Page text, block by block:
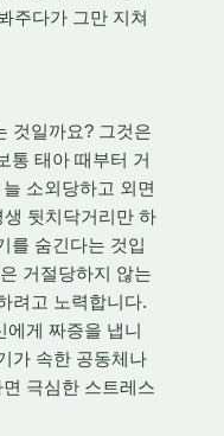
주다가 그만 지쳐
것일까요? 그것은
통 태아 때부터 거
소외당하고 외면
뒷치닥거리만 하
를 숨긴다는 것입
거절당하지 않는
려고 노력합니다.
에게 짜증을 냅니
가 속한 공동체나
극심한 스트레스